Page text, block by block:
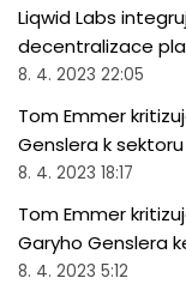
Liqwid Labs
decentralizace
8. 4. 2023 22:05
Tom Emmer
Genslera k
8. 4. 2023 18:17
Tom Emmer
Garyho Genslera
8. 4. 2023 5:12